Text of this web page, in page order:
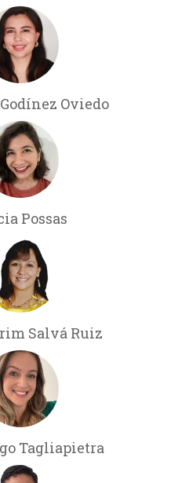
Oviedo
Possas
Salvá Ruiz
Tagliapietra